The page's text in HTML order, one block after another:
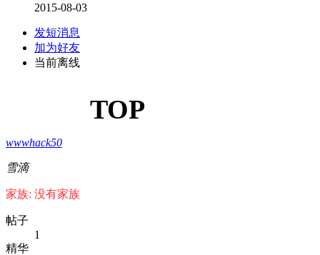
2015-08-03
发短消息
加为好友
当前离线
TOP
wwwhack50
雪滴
家族: 没有家族
帖子
1
精华